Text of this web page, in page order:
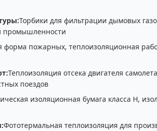
Торбики для фильтрации дымовых
промышленности
форма пожарных, теплоизоляционная
Теплоизоляция отсека двигателя
поездов
изоляционная бумага класса H,
Фототермальная теплоизоляция для